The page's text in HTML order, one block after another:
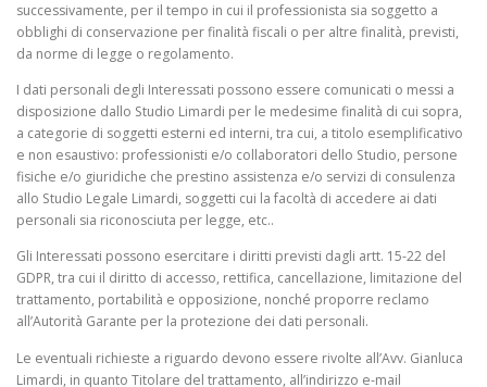
successivamente, per il tempo in cui il professionista sia soggetto a
obblighi di conservazione per finalità fiscali o per altre finalità, previsti,
da norme di legge o regolamento.
I dati personali degli Interessati possono essere comunicati o messi a
disposizione dallo Studio Limardi per le medesime finalità di cui sopra,
a categorie di soggetti esterni ed interni, tra cui, a titolo esemplificativo
e non esaustivo: professionisti e/o collaboratori dello Studio, persone
fisiche e/o giuridiche che prestino assistenza e/o servizi di consulenza
allo Studio Legale Limardi, soggetti cui la facoltà di accedere ai dati
personali sia riconosciuta per legge, etc..
Gli Interessati possono esercitare i diritti previsti dagli artt. 15-22 del
GDPR, tra cui il diritto di accesso, rettifica, cancellazione, limitazione del
trattamento, portabilità e opposizione, nonché proporre reclamo
all’Autorità Garante per la protezione dei dati personali.
Le eventuali richieste a riguardo devono essere rivolte all’Avv. Gianluca
Limardi, in quanto Titolare del trattamento, all’indirizzo e-mail